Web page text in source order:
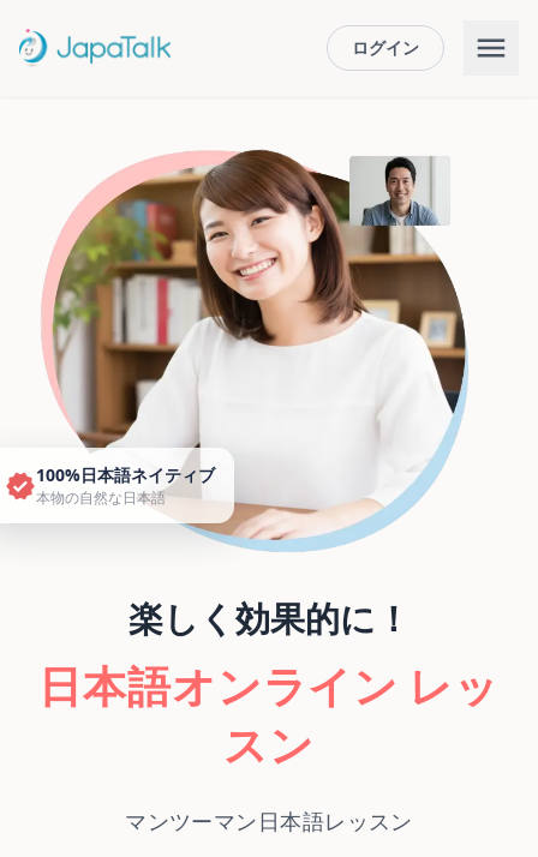
ログイン
楽しく効果的に！
日本語オンライン レッ
スン
マンツーマン日本語レッスン
100%日本語ネイティブ
本物の自然な日本語